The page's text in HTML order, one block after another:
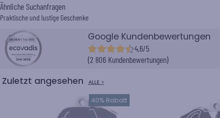
Ähnliche Suchanfragen
Praktische und lustige Geschenke
Google Kundenbewertungen
4,6/5
(2 806 Kundenbewertungen)
Zuletzt angesehen ALLE >